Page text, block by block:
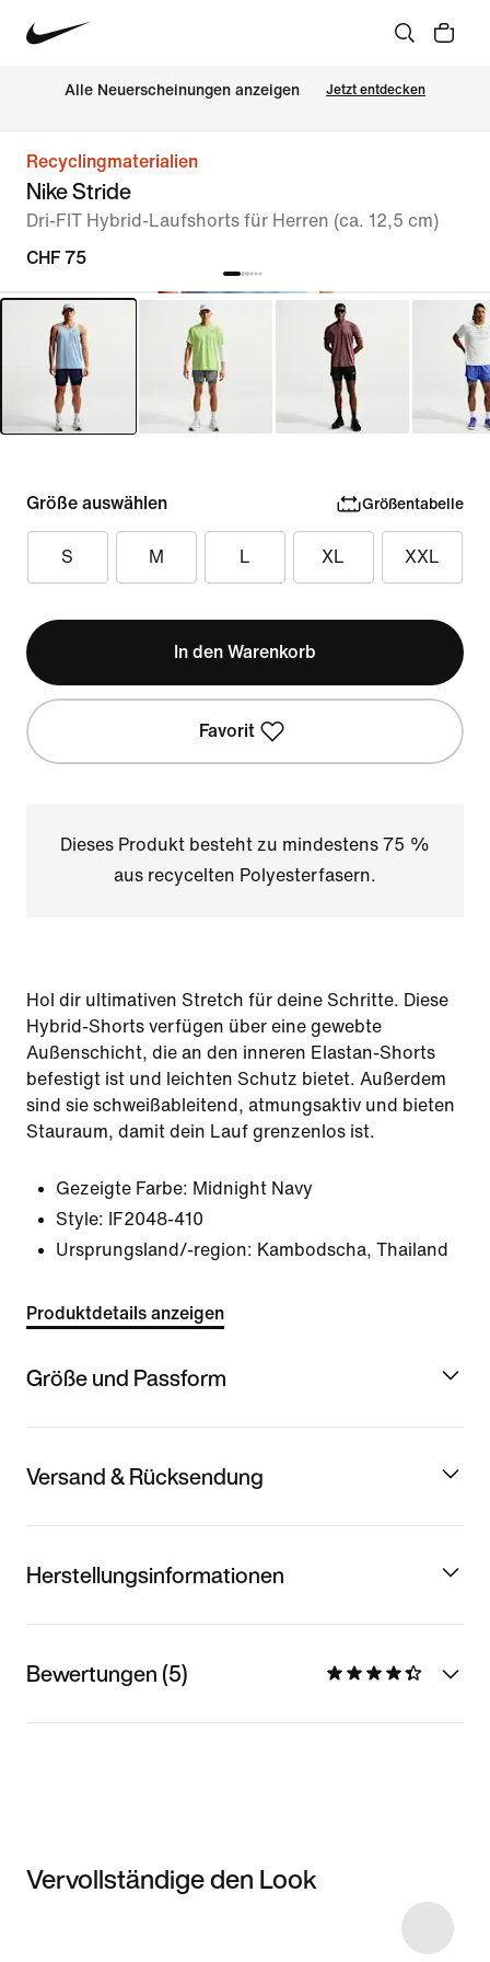
Alle Neuerscheinungen anzeigen Jetzt entdecken
Recyclingmaterialien
Nike Stride
Dri-FIT Hybrid-Laufshorts für Herren (ca. 12,5 cm)
CHF 75
Größe auswählen Größentabelle
S M L XL XXL
In den Warenkorb
Favorit
Dieses Produkt besteht zu mindestens 75 %
aus recycelten Polyesterfasern.
Hol dir ultimativen Stretch für deine Schritte. Diese
Hybrid-Shorts verfügen über eine gewebte
Außenschicht, die an den inneren Elastan-Shorts
befestigt ist und leichten Schutz bietet. Außerdem
sind sie schweißableitend, atmungsaktiv und bieten
Stauraum, damit dein Lauf grenzenlos ist.
Gezeigte Farbe: Midnight Navy
Style:
IF2048-410
Ursprungsland/-region: Kambodscha, Thailand
Produktdetails anzeigen
Größe und Passform
Versand & Rücksendung
Herstellungsinformationen
Bewertungen (5)
Vervollständige den Look